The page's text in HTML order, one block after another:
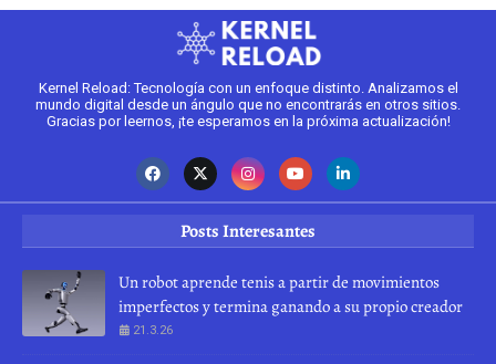
Kernel Reload: Tecnología con un enfoque distinto. Analizamos el
mundo digital desde un ángulo que no encontrarás en otros sitios.
Gracias por leernos, ¡te esperamos en la próxima actualización!
Posts Interesantes
Un robot aprende tenis a partir de movimientos
imperfectos y termina ganando a su propio creador
21.3.26